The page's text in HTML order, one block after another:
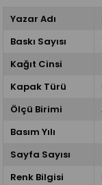
Yazar Adı
Baskı Sayısı
Kağıt Cinsi
Kapak Türü
Ölçü Birimi
Basım Yılı
Sayfa Sayısı
Renk Bilgisi